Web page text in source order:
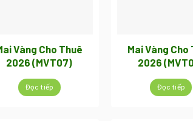
Vàng Cho Thuê
2026 (MVT07)
Đọc tiếp
Mai Vàng Cho
2026
Đọc tiếp